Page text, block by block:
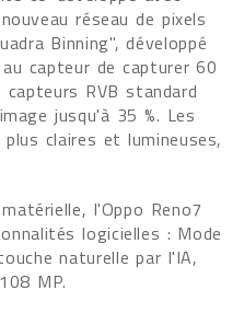
réseau de pixels
Binning", développé
capteur de capturer 60
RVB standard
jusqu'à 35 %. Les
claires et lumineuses,
l'Oppo Reno7
logicielles : Mode
naturelle par l'IA,
MP.